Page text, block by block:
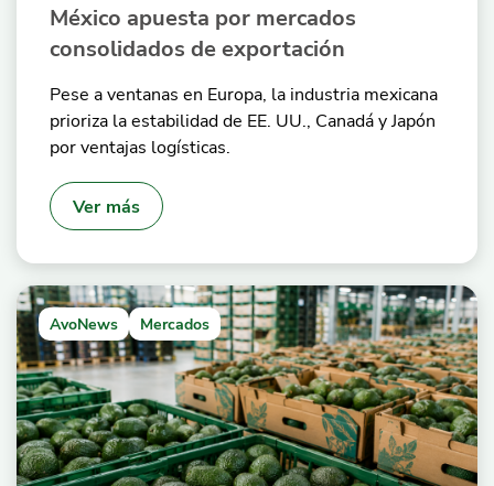
México apuesta por mercados
consolidados de exportación
Pese a ventanas en Europa, la industria mexicana
prioriza la estabilidad de EE. UU., Canadá y Japón
por ventajas logísticas.
Ver más
AvoNews Mercados